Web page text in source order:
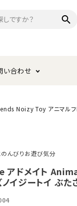
search
デン
い合わせ
Noizy Toy アニマルフ
んびりお遊び気分
アドメイト
イジートイ ぶた